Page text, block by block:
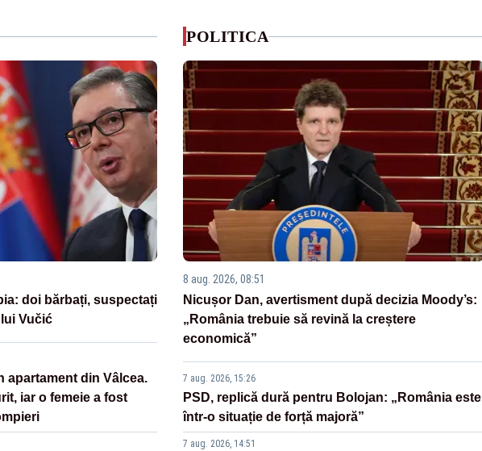
doi bărbați, suspectați
Vučić
apartament din Vâlcea.
iar o femeie a fost
POLITICA
8 aug. 2026, 08:51
Nicușor Dan, avertisment după decizia Moody’s:
„România trebuie să revină la creștere
economică”
7 aug. 2026, 15:26
PSD, replică dură pentru Bolojan: „România este
într-o situație de forță majoră”
7 aug. 2026, 14:51